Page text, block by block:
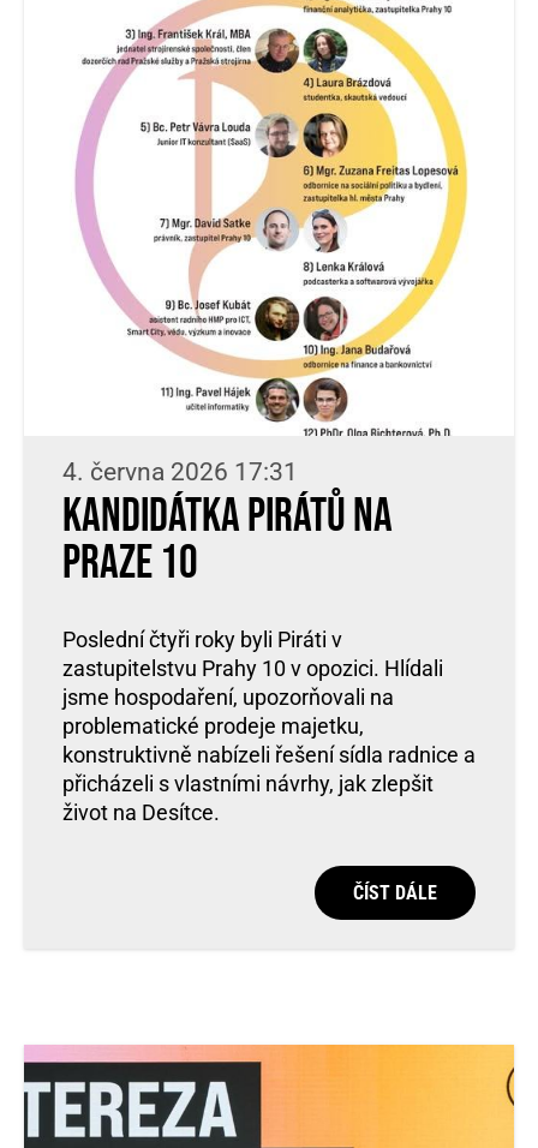
4. června 2026 17:31
Kandidátka Pirátů na
Praze 10
Poslední čtyři roky byli Piráti v
zastupitelstvu Prahy 10 v opozici. Hlídali
jsme hospodaření, upozorňovali na
problematické prodeje majetku,
konstruktivně nabízeli řešení sídla radnice a
přicházeli s vlastními návrhy, jak zlepšit
život na Desítce.
ČÍST DÁLE